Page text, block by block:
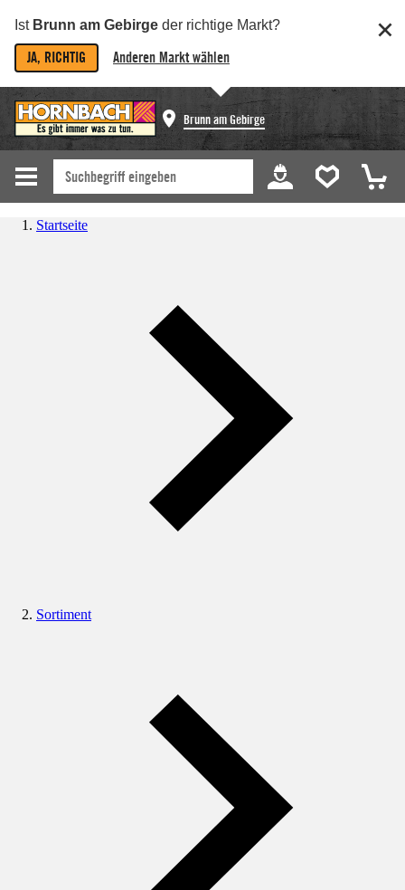
Ist Brunn am Gebirge der richtige Markt?
JA, RICHTIG Anderen Markt wählen
Brunn am Gebirge
Startseite
Sortiment